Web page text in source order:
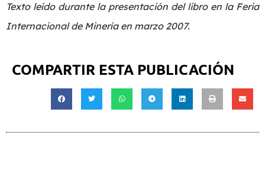
Texto leído durante la presentación del libro en la Feria
Internacional de Minería en marzo 2007.
COMPARTIR ESTA PUBLICACIÓN